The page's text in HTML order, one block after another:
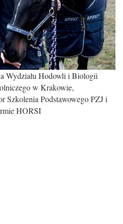
Wydziału Hodowli i Biologii
w Krakowie,
Szkolenia Podstawowego PZJ i
HORSI